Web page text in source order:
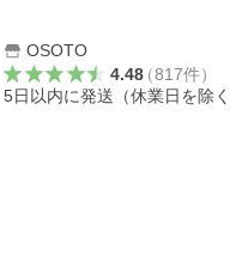
OSOTO
4.48（817件）
5日以内に発送（休業日を除く